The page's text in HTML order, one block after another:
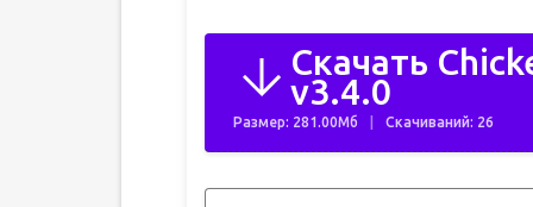
Скачать
v3.4.0
Размер: 281.00Мб Скачиваний: 26